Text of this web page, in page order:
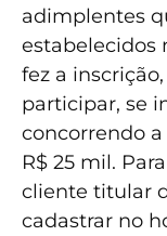
adimplentes
estabelecidos
fez a
participar, se
concorrendo
R$ 25 mil.
cliente titular
cadastrar no